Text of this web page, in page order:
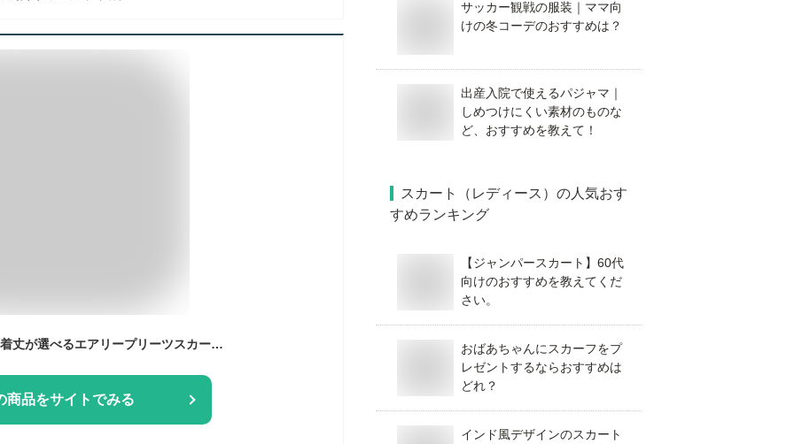
【SALE／30%OFF】着丈が選べるエアリープリーツスカート ROPE' PICNIC ロペピクニック スカート その他のスカート ベージュ ピンク ホワイト ネイビー グレー グリーン ブラック【RBA_E】[Rakuten Fashion]
商品をサイトでみる
サッカー観戦の服装｜ママ向
けの冬コーデのおすすめは？
出産入院で使えるパジャマ｜
しめつけにくい素材のものな
ど、おすすめを教えて！
スカート（レディース） の人気おす
すめランキング
【ジャンパースカート】60代
向けのおすすめを教えてくだ
さい。
おばあちゃんにスカーフをプ
レゼントするならおすすめは
どれ？
インド風デザインのスカート